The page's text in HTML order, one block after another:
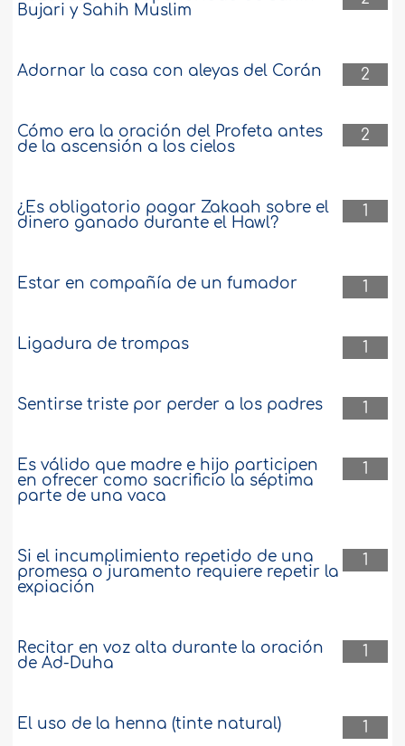
Bujari y Sahih Muslim
2
Adornar la casa con aleyas del Corán
2
Cómo era la oración del Profeta antes
de la ascensión a los cielos
1
¿Es obligatorio pagar Zakaah sobre el
dinero ganado durante el Hawl?
1
Estar en compañía de un fumador
1
Ligadura de trompas
1
Sentirse triste por perder a los padres
1
Es válido que madre e hijo participen
en ofrecer como sacrificio la séptima
parte de una vaca
1
Si el incumplimiento repetido de una
promesa o juramento requiere repetir la
expiación
1
Recitar en voz alta durante la oración
de Ad-Duha
1
El uso de la henna (tinte natural)